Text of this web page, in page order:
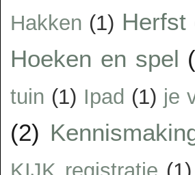
Hakken (1) Herfst
Hoeken en spel
tuin (1) Ipad (1) je
(2)